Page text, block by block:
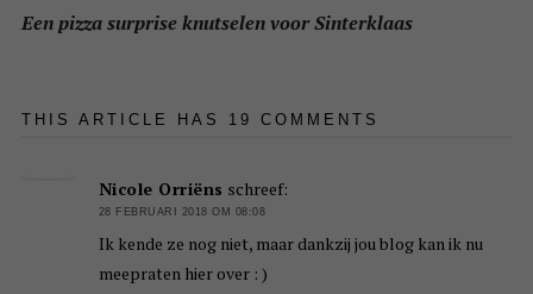
Een pizza surprise knutselen voor Sinterklaas
THIS ARTICLE HAS 19 COMMENTS
Nicole Orriëns schreef:
28 FEBRUARI 2018 OM 08:08
Ik kende ze nog niet, maar dankzij jou blog kan ik nu
meepraten hier over : )